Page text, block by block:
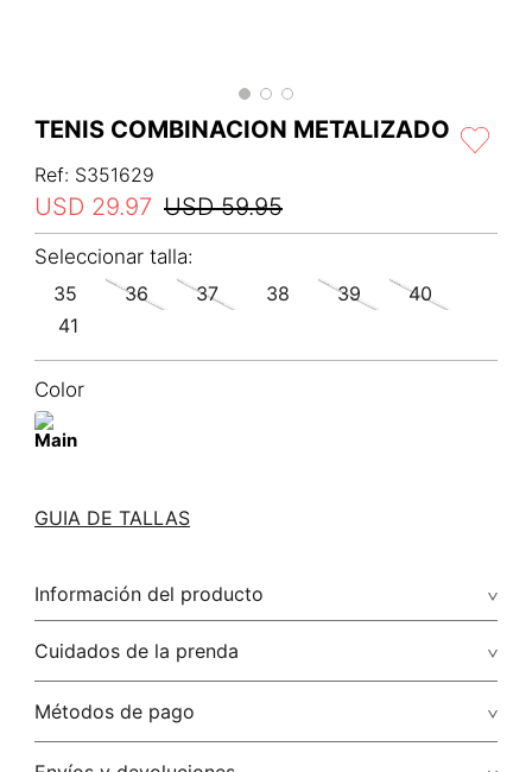
TENIS COMBINACION METALIZADO
Ref: S351629
USD 59.95
USD 29.97
35 36 37 38 39
40
41
Color
GUIA DE TALLAS
Información del producto
Cuidados de la prenda
Métodos de pago
Tarjetas de crédito: Visa, Dinners, Master Card y American